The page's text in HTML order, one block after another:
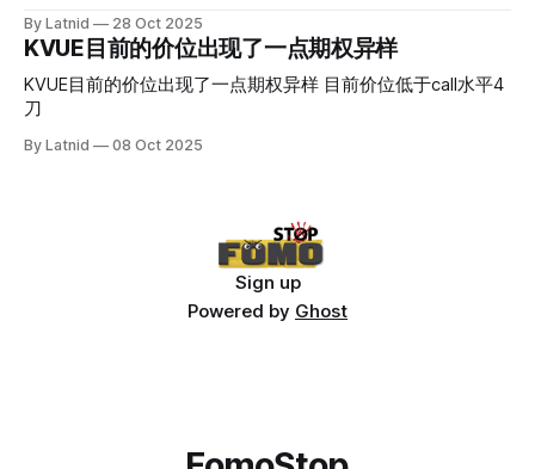
By Latnid 28 Oct 2025
KVUE目前的价位出现了一点期权异样
KVUE目前的价位出现了一点期权异样 目前价位低于call水平4
刀
By Latnid 08 Oct 2025
Sign up
Powered by Ghost